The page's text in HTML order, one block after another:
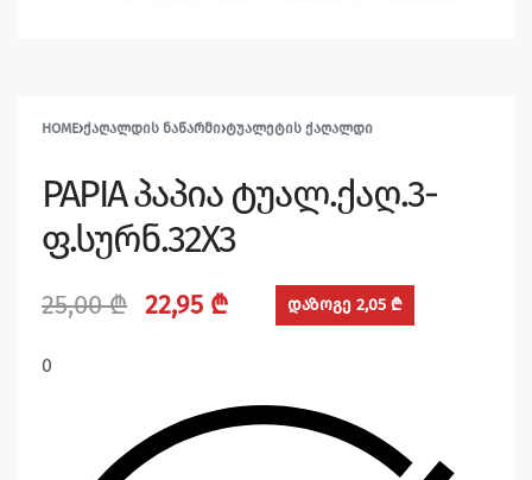
HOME›ᲥᲐᲦᲐᲚᲓᲘᲡ ᲜᲐᲬᲐᲠᲛᲘ›ᲢᲣᲐᲚᲔᲢᲘᲡ ᲥᲐᲦᲐᲚᲓᲘ
PAPIA პაპია ტუალ.ქაღ.3-
ფ.სურნ.32X3
25,00₾ 22,95 ₾ დაზოგე 2,05 ₾
0